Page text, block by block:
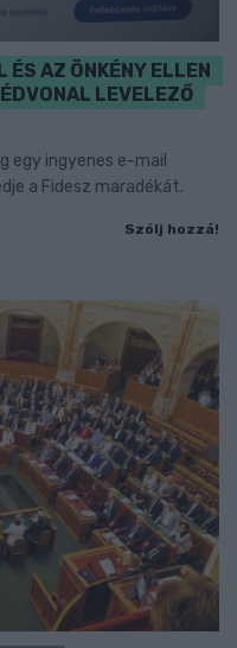
AZ ÖNKÉNY ELLEN
LEVELEZŐ
egy ingyenes e-mail
a Fidesz maradékát.
Szólj hozzá!